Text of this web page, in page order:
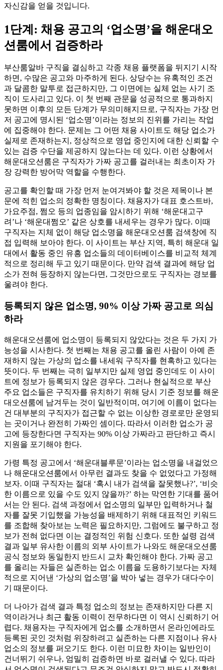
자신감을 얻을 것입니다.
1단계: 채용 공고의 ‘업소명’을 해운대오
션룸에서 검증하라
부산룸알바 구직을 결심하고 각종 채용 플랫폼을 뒤지기 시작
하면, 수많은 공고와 마주하게 된다. 상당수는 유혹적인 조건
과 달콤한 말투로 접근하지만, 그 이면에는 실체 없는 사기 조
직이 도사리고 있다. 이 첫 번째 관문을 성공적으로 통과하지
못하면 이후의 모든 단계가 무의미해지므로, 구직자는 가장 먼
저 공고에 명시된 ‘업소명’이라는 정보의 진위를 가리는 작업
에 집중해야 한다. 문제는 그 어떤 채용 사이트도 해당 업소가
실제로 존재하는지, 정상적으로 영업 중인지에 대한 신뢰할 수
있는 검증 수단을 제공하지 않는다는 데 있다. 이런 상황에서
해운대오션룸은 구직자가 가짜 공고를 걸러내는 최초이자 가
장 강력한 방어막 역할을 수행한다.
공고를 확인할 때 가장 먼저 눈여겨봐야 할 것은 제목이나 본
문에 적힌 업소의 정확한 명칭이다. 채용자가 대표 호스트바,
가요주점, 쩜오 등의 업종임을 암시하기 위해 ‘해운대고구
려’나 ‘해운대쩜오’ 같은 상호를 내세우는 경우가 많다. 이때
구직자는 지체 없이 해당 업소명을 해운대오션룸 검색창에 직
접 입력해 보아야 한다. 이 사이트는 부산 지역, 특히 해운대 일
대에서 활동 중인 유흥 업소들의 데이터베이스를 비교적 체계
적으로 정리해 두고 있기 때문이다. 만약 검색 결과에 해당 업
소가 전혀 등장하지 않는다면, 그것만으로도 구직자는 경보를
울려야 한다.
등록되지 않은 업소명, 90% 이상 가짜 공고로 의심
하라
해운대오션룸에 업소명이 등록되지 않았다는 것은 두 가지 가
능성을 시사한다. 첫 번째는 채용 공고를 올린 사람이 아예 존
재하지 않는 가상의 업소를 내세워 구직자를 현혹하고 있다는
뜻이다. 두 번째는 극히 일부지만 실제 영업 중인데도 이 사이
트에 정보가 등록되지 않은 경우다. 그러나 현실적으로 부산
주요 업소들은 구직자를 유치하기 위해 당시 기준 정보를 해운
대오션룸에 남겨두는 것이 일반적이며, 여기에 이름이 없다는
건 대부분의 구직자가 접근할 수 없는 이상한 경로로만 운영되
는 곳이거나 완전히 가짜인 셈이다. 따라서 이러한 업소가 공
고에 등장한다면 구직자는 90% 이상 가짜라고 판단하고 즉시
지원을 포기해야 한다.
가령 특정 공고에서 ‘해운대블루문’이라는 업소명을 내걸었으
나 해운대오션룸에서 아무런 결과도 찾을 수 없었다고 가정해
보자. 이때 구직자는 절대 ‘혹시 내가 검색을 잘못했나?’, ‘비슷
한 이름으로 있을 수도 있지 않을까?’ 하는 막연한 기대를 품어
서는 안 된다. 검색 과정에서 업소명의 일부만 입력하거나 철
자를 잘못 기입했을 가능성을 배제하기 위해 대표적인 키워드
를 조합해 찾아보는 노력은 필요하지만, 그럼에도 불구하고 정
보가 전혀 없다면 이는 결정적인 위험 신호다. 또한 설령 검색
결과 일부 유사한 이름의 외부 사이트가 나와도 해운대오션룸
공식 정보와 동일한지 반드시 교차 확인해야 한다. 가짜 공고
를 올리는 자들은 실존하는 업소 이름을 도용하기보다는 자체
적으로 지어낸 ‘가상의 업소명’을 박아 넣는 경우가 대다수이
기 때문이다.
더 나아가 검색 결과 특정 업소의 정보는 존재하지만 다른 지
역이라거나 최근 활동 이력이 전무하다면 이 역시 신뢰하기 어
렵다. 채용자는 구직자에게 업소를 소개하면서 온라인에라도
등록된 곳인 것처럼 위장하려고 실존하는 다른 지점이나 유사
업소의 정보를 퍼오기도 한다. 이런 미묘한 차이는 일반인이
건너뛰기 쉬우나, 엄밀히 검증하면 바로 걸러낼 수 있다. 따라